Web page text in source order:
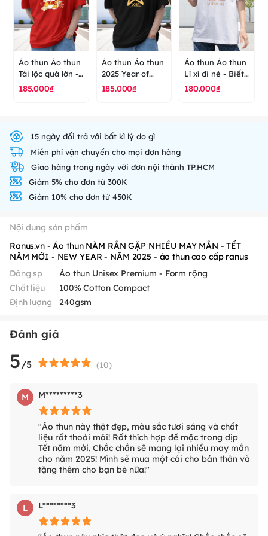
Áo thun Áo thun
Tài lộc quá lớn -
Năm mới - New
185.000₫
Áo thun Áo thun
2025 Year of
snack- năm mới
ranus
185.000₫
Áo thun Áo thun
Lì xì đi nè - Biết
điều gặp nhiều
180.000₫
15 ngày đổi trả với bất kì lý do gì
Miễn phí vận chuyển cho mọi đơn hàng
Giao hàng trong ngày với đơn nội thành TP.HCM
Giảm 5% cho đơn từ 300K
Giảm 10% cho đơn từ 450K
Nội dung sản phẩm
Ranus.vn - Áo thun NĂM RẮN GẶP NHIỀU MAY MẮN - TẾT
NĂM MỚI - NEW YEAR - NĂM 2025 - áo thun cao cấp ranus
Dòng sp
Áo thun Unisex Premium - Form rộng
Chất liệu
100% Cotton Compact
Định lượng
240gsm
Đánh giá
5/5 (10)
M M*********3
"Áo thun này thật đẹp, màu sắc tươi sáng và chất
liệu rất thoải mái! Rất thích hợp để mặc trong dịp
Tết năm mới. Chắc chắn sẽ mang lại nhiều may mắn
cho năm 2025! Mình sẽ mua một cái cho bản thân và
tặng thêm cho bạn bè nữa!"
L L********3